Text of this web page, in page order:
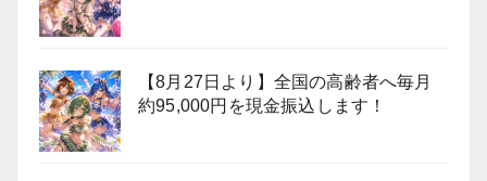
【8月27日より】全国の高齢者へ毎月
約95,000円を現金振込します！